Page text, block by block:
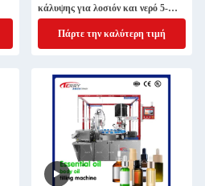
κάλυψης για λοσιόν και νερό 5-
50ml
Πάρτε την καλύτερη τιμή